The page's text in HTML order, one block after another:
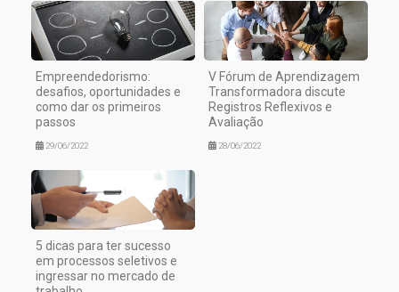
Empreendedorismo:
desafios, oportunidades e
como dar os primeiros
passos
29/06/2022
V Fórum de Aprendizagem
Transformadora discute
Registros Reflexivos e
Avaliação
28/06/2022
5 dicas para ter sucesso
em processos seletivos e
ingressar no mercado de